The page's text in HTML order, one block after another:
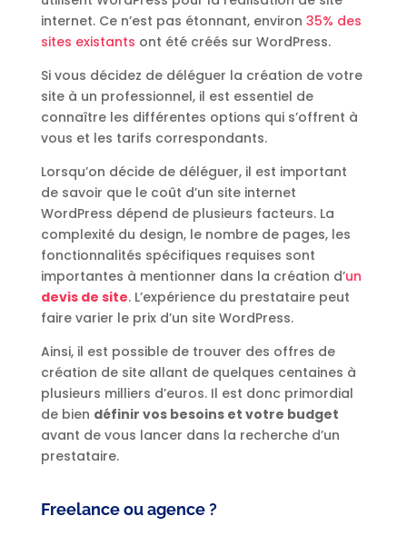
internet. Ce n’est pas étonnant, environ 35% des
sites existants ont été créés sur WordPress.
Si vous décidez de déléguer la création de votre
site à un professionnel, il est essentiel de
connaître les différentes options qui s’offrent à
vous et les tarifs correspondants.
Lorsqu’on décide de déléguer, il est important
de savoir que le coût d’un site internet
WordPress dépend de plusieurs facteurs. La
complexité du design, le nombre de pages, les
fonctionnalités spécifiques requises sont
importantes à mentionner dans la création d’un
devis de site. L’expérience du prestataire peut
faire varier le prix d’un site WordPress.
Ainsi, il est possible de trouver des offres de
création de site allant de quelques centaines à
plusieurs milliers d’euros. Il est donc primordial
de bien définir vos besoins et votre budget
avant de vous lancer dans la recherche d’un
prestataire.
Freelance ou agence ?